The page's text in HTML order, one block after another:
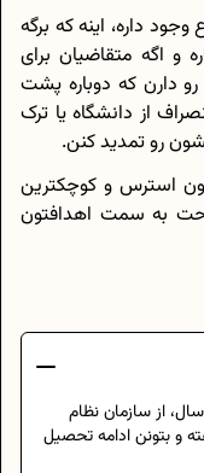
داره، اینه که برگه
و اگه متقاضیان برای
دارن که دوباره پشت
از دانشگاه یا ترک
رو تمدید کنن.
استرس و کوچکترین
به سمت اهدافتون
معافیت تحصیلی، مجوزیه که پسرهای بالای 18 سال، از سازمان نظام
و بتونن ادامه تحصیل